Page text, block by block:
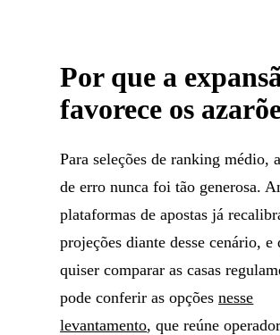
Por que a
favorece os
Para seleções de ranking médio,
de erro nunca foi tão generosa.
plataformas de apostas já
projeções diante desse cenário, e
quiser comparar as casas
pode conferir as opçõesnesse
levantamento, que reúne